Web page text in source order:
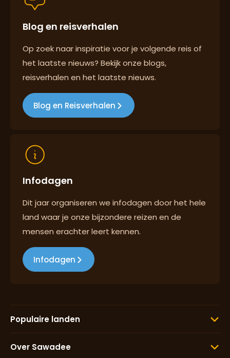
Best beoordeelde reisroutes
Reizen met oog voor mens, cultuur en milieu
Blog en reisverhalen
Op zoek naar inspiratie voor je volgende reis of
het laatste nieuws? Bekijk onze blogs,
reisverhalen en het laatste nieuws.
Blog en Reisverhalen
Infodagen
Dit jaar organiseren we infodagen door het hele
land waar je onze bijzondere reizen en de
mensen erachter leert kennen.
Infodagen
Populaire landen
Over Sawadee